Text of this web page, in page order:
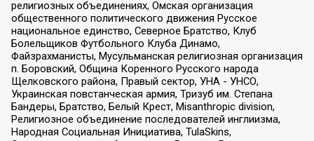
религиозных объединениях, Омская организация
общественного политического движения Русское
национальное единство, Северное Братство, Клуб
Болельщиков Футбольного Клуба Динамо,
Файзрахманисты, Мусульманская религиозная организация
п. Боровский, Община Коренного Русского народа
Щелковского района, Правый сектор, УНА - УНСО,
Украинская повстанческая армия, Тризуб им. Степана
Бандеры, Братство, Белый Крест, Misanthropic division,
Религиозное объединение последователей инглиизма,
Народная Социальная Инициатива, TulaSkins,